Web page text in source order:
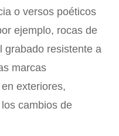
o versos poéticos
ejemplo, rocas de
grabado resistente a
marcas
exteriores,
cambios de